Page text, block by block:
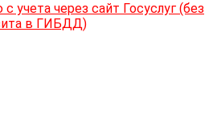
учета через сайт Госуслуг (без
в ГИБДД)